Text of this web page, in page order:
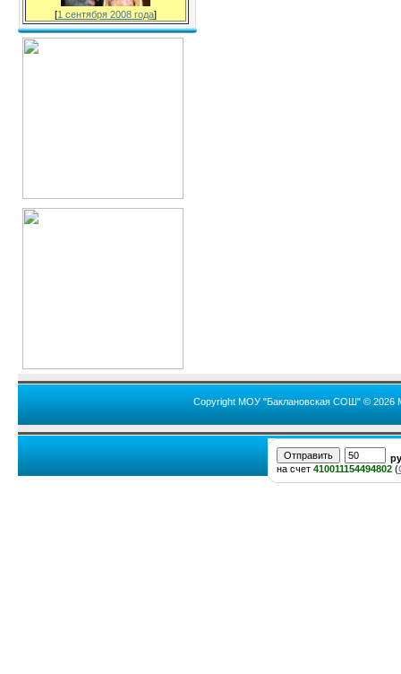
[1 сентября 2008 года]
Copyright МОУ "Баклановская СОШ" © 2026
на счет 410011154494802 (